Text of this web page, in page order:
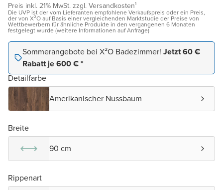
Preis inkl. 21% MwSt. zzgl. Versandkosten¹
Die UVP ist der vom Lieferanten empfohlene Verkaufspreis oder ein Preis,
der von X²O auf Basis einer vergleichenden Marktstudie der Preise von
Wettbewerbern für ähnliche Produkte in den vergangenen 6 Monaten
festgelegt wurde (weitere Informationen auf Anfrage)
Sommerangebote bei X²O Badezimmer! Jetzt 60 €
Rabatt je 600 € *
Detailfarbe
Amerikanischer Nussbaum
Breite
90 cm
Rippenart